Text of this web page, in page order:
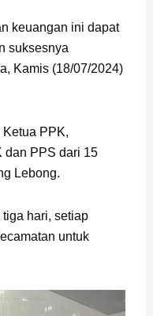
keuangan ini dapat
suksesnya
Kamis (18/07/2024)
PPK,
dan PPS dari 15
Lebong.
hari, setiap
untuk